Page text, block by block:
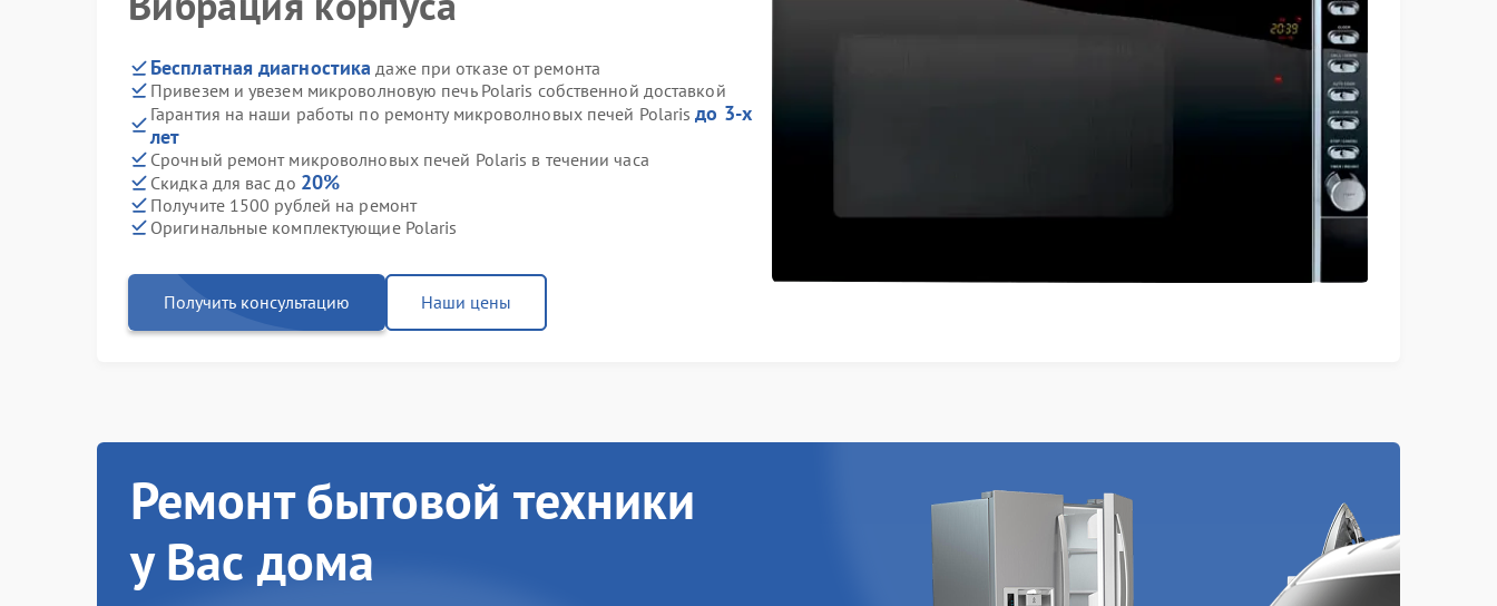
Бесплатная диагностика даже при отказе от ремонта
Привезем и увезем микроволновую печь Polaris собственной доставкой
Гарантия на наши работы по ремонту микроволновых печей Polarisдо 3-х
лет
Срочный ремонт микроволновых печей Polaris в течении часа
Скидка для вас до 20%
Получите 1500 рублей на ремонт
Оригинальные комплектующие Polaris
Получить консультацию Наши цены
Ремонт бытовой техники
у Вас дома